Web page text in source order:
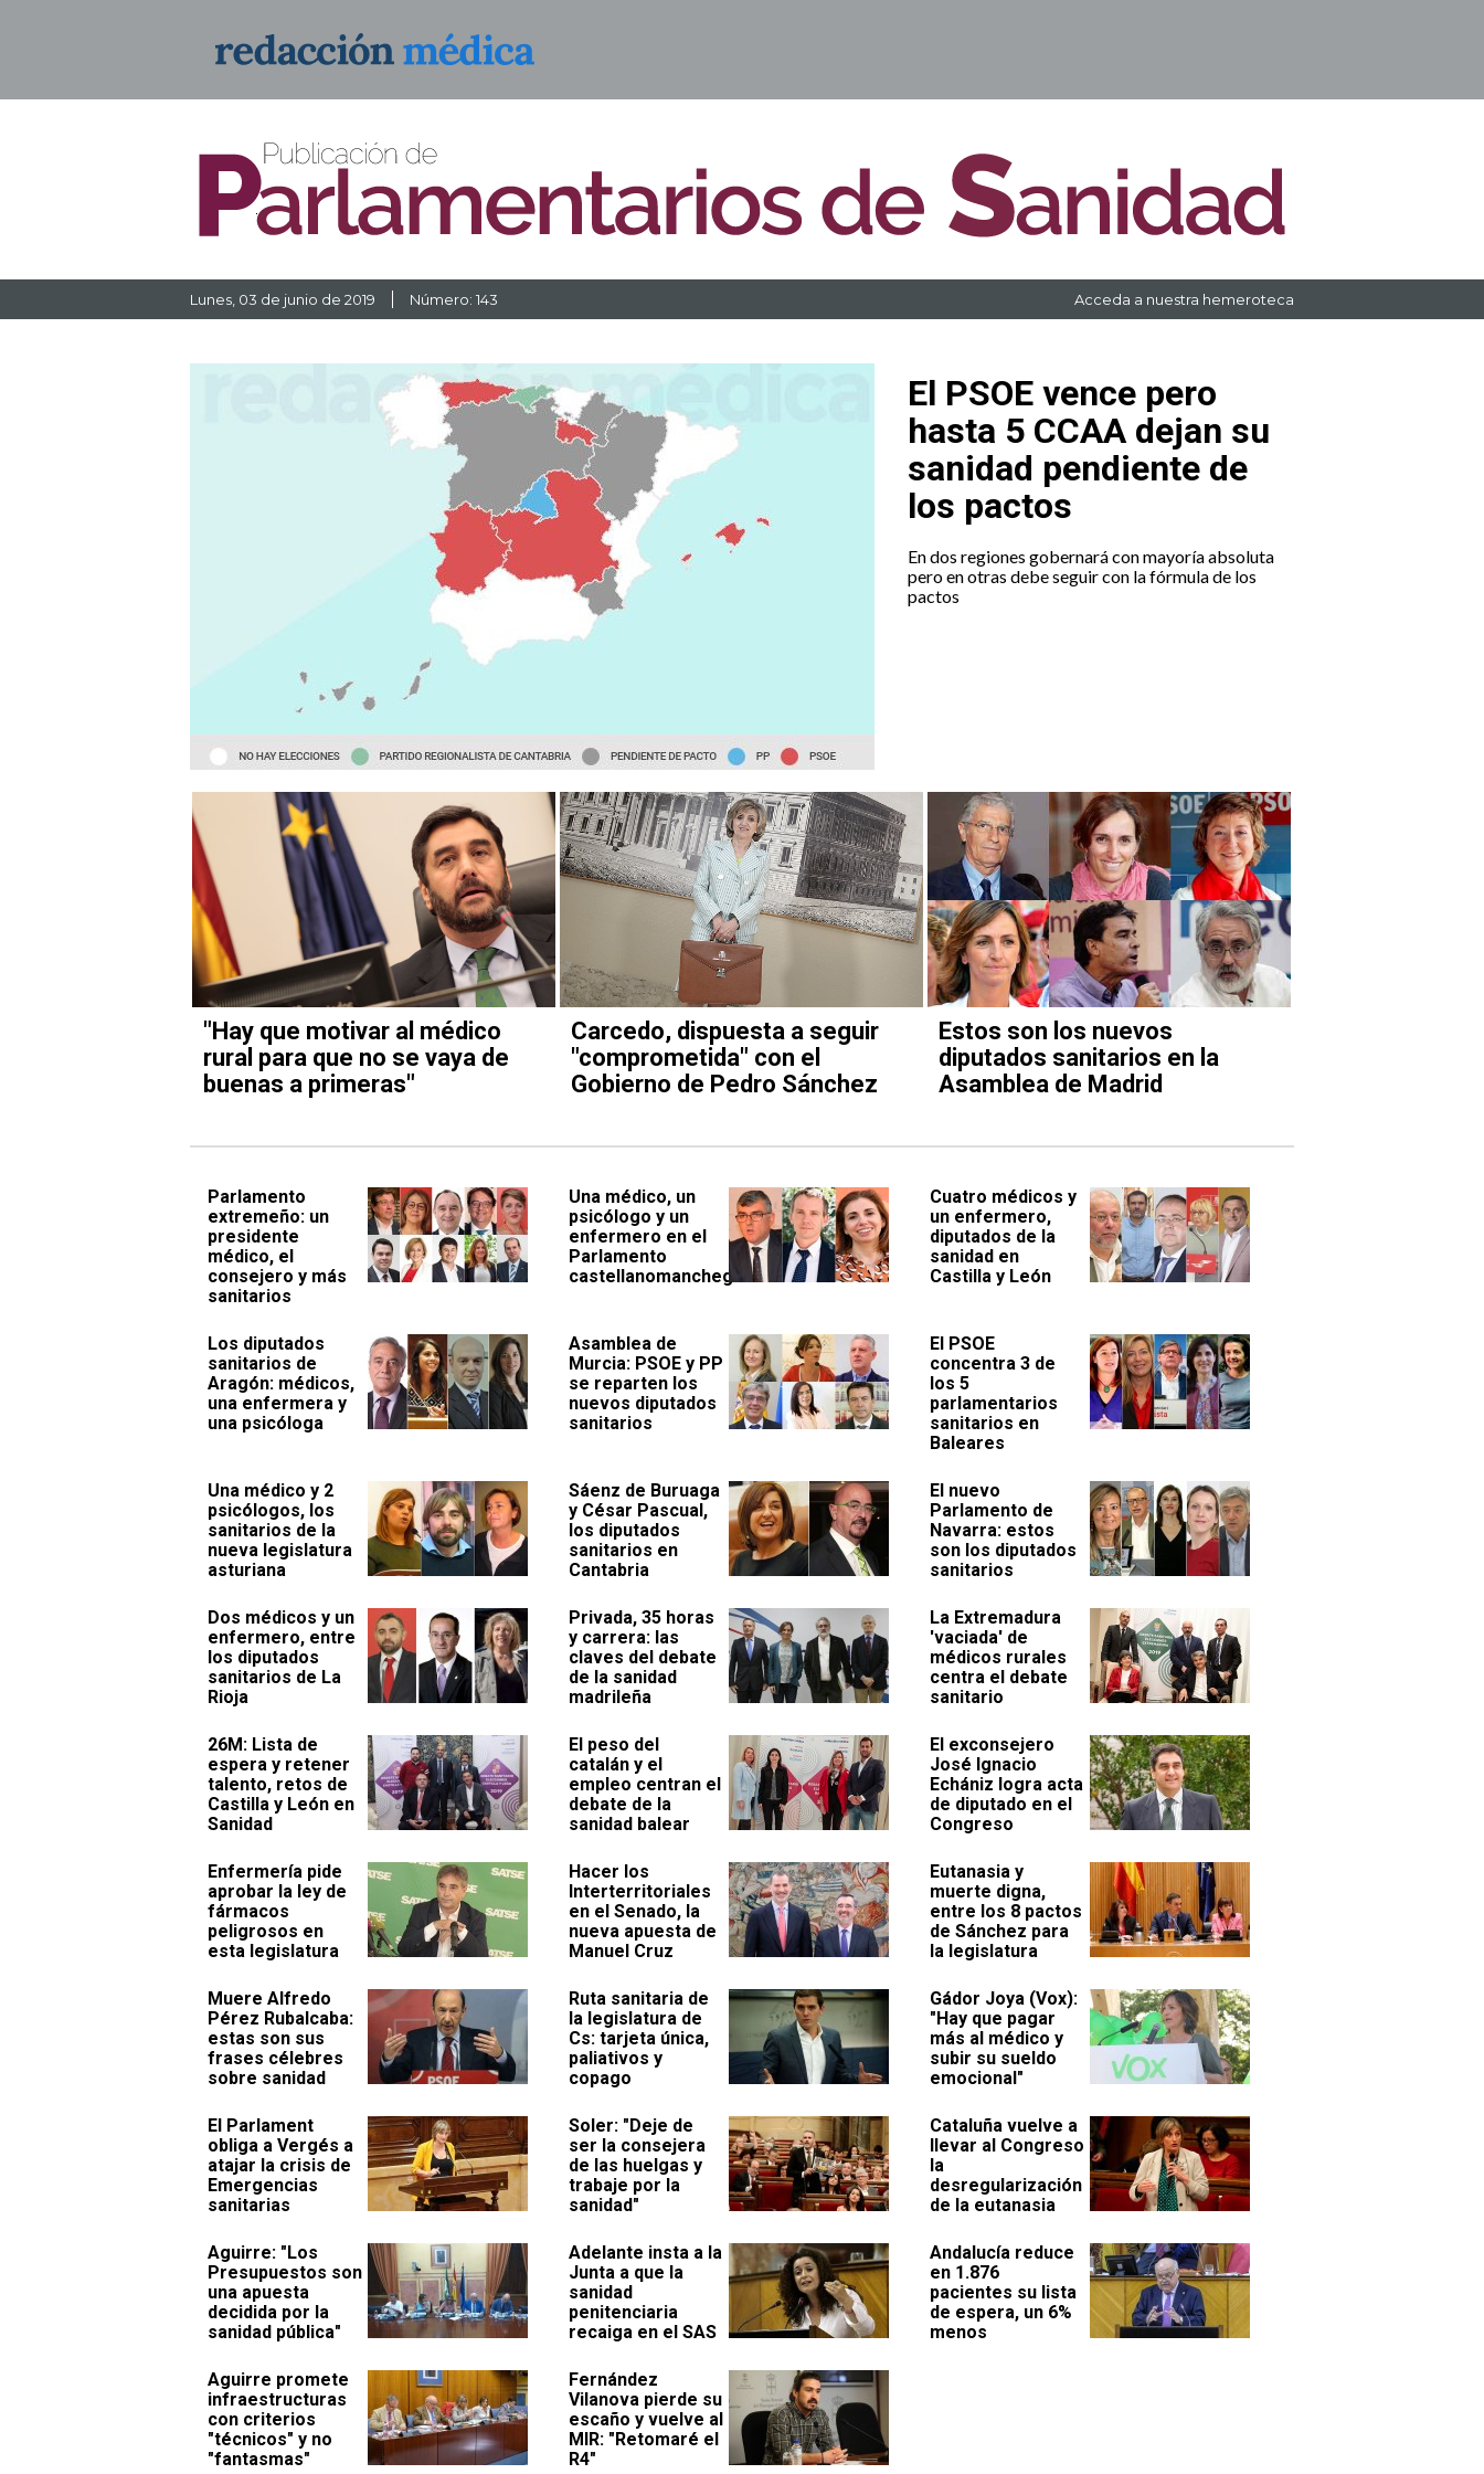
Lunes , 03 de junio de 2019 Número: 143 Acceda a nuestra hemeroteca
El PSOE vence pero
hasta 5 CCAA dejan su
sanidad pendiente de
los pactos
En dos regiones gobernará con mayoría absoluta
pero en otras debe seguir con la fórmula de los
pactos
"Hay que motivar al médico
rural para que no se vaya de
buenas a primeras"
Carcedo, dispuesta a seguir
"comprometida" con el
Gobierno de Pedro Sánchez
Estos son los nuevos
diputados sanitarios en la
Asamblea de Madrid
Parlamento
extremeño: un
presidente
médico, el
consejero y más
sanitarios
Una médico, un
psicólogo y un
enfermero en el
Parlamento
castellanomanchego
Cuatro médicos y
un enfermero,
diputados de la
sanidad en
Castilla y León
Los diputados
sanitarios de
Aragón: médicos,
una enfermera y
una psicóloga
Asamblea de
Murcia: PSOE y PP
se reparten los
nuevos diputados
sanitarios
El PSOE
concentra 3 de
los 5
parlamentarios
sanitarios en
Baleares
Una médico y 2
psicólogos, los
sanitarios de la
nueva legislatura
asturiana
Sáenz de Buruaga
y César Pascual,
los diputados
sanitarios en
Cantabria
El nuevo
Parlamento de
Navarra: estos
son los diputados
sanitarios
Dos médicos y un
enfermero, entre
los diputados
sanitarios de La
Rioja
Privada, 35 horas
y carrera: las
claves del debate
de la sanidad
madrileña
La Extremadura
'vaciada' de
médicos rurales
centra el debate
sanitario
26M: Lista de
espera y retener
talento, retos de
Castilla y León en
Sanidad
El peso del
catalán y el
empleo centran el
debate de la
sanidad balear
El exconsejero
José Ignacio
Echániz logra acta
de diputado en el
Congreso
Enfermería pide
aprobar la ley de
fármacos
peligrosos en
esta legislatura
Hacer los
Interterritoriales
en el Senado, la
nueva apuesta de
Manuel Cruz
Eutanasia y
muerte digna,
entre los 8 pactos
de Sánchez para
la legislatura
Muere Alfredo
Pérez Rubalcaba:
estas son sus
frases célebres
sobre sanidad
Ruta sanitaria de
la legislatura de
Cs: tarjeta única,
paliativos y
copago
Gádor Joya (Vox):
"Hay que pagar
más al médico y
subir su sueldo
emocional"
El Parlament
obliga a Vergés a
atajar la crisis de
Emergencias
sanitarias
Soler: "Deje de
ser la consejera
de las huelgas y
trabaje por la
sanidad"
Cataluña vuelve a
llevar al Congreso
la
desregularización
de la eutanasia
Aguirre: "Los
Presupuestos son
una apuesta
decidida por la
sanidad pública"
Adelante insta a la
Junta a que la
sanidad
penitenciaria
recaiga en el SAS
Andalucía reduce
en 1.876
pacientes su lista
de espera, un 6%
menos
Aguirre promete
infraestructuras
con criterios
"técnicos" y no
"fantasmas"
Fernández
Vilanova pierde su
escaño y vuelve al
MIR: "Retomaré el
R4"